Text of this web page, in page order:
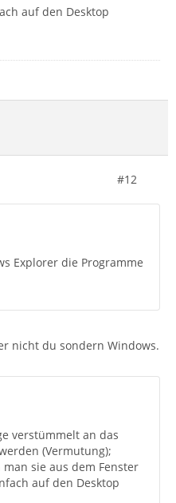
auf den Desktop
#12
Explorer die Programme
nicht du sondern Windows.
verstümmelt an das
(Vermutung);
sie aus dem Fenster
auf den Desktop